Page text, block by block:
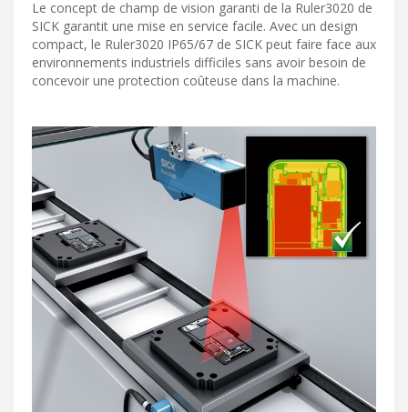
Le concept de champ de vision garanti de la Ruler3020 de
SICK garantit une mise en service facile. Avec un design
compact, le Ruler3020 IP65/67 de SICK peut faire face aux
environnements industriels difficiles sans avoir besoin de
concevoir une protection coûteuse dans la machine.